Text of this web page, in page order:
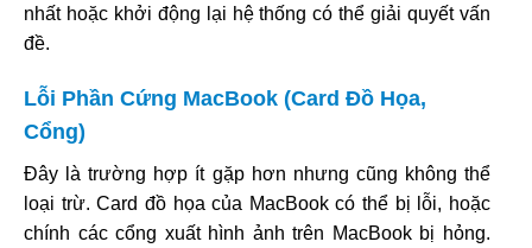
nhất hoặc khởi động lại hệ thống có thể giải quyết vấn
đề.
Lỗi Phần Cứng MacBook (Card Đồ Họa,
Cổng)
Đây là trường hợp ít gặp hơn nhưng cũng không thể
loại trừ. Card đồ họa của MacBook có thể bị lỗi, hoặc
chính các cổng xuất hình ảnh trên MacBook bị hỏng.